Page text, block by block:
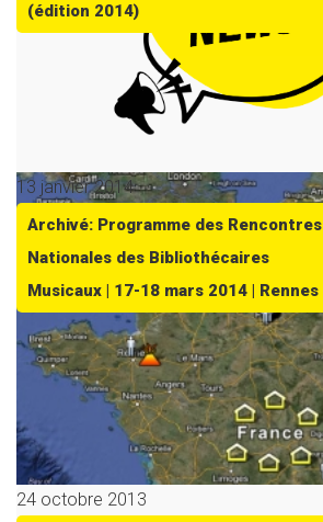
(édition 2014)
13 janvier 2014
Archivé: Programme des Rencontres
Nationales des Bibliothécaires
Musicaux | 17-18 mars 2014 | Rennes
24 octobre 2013